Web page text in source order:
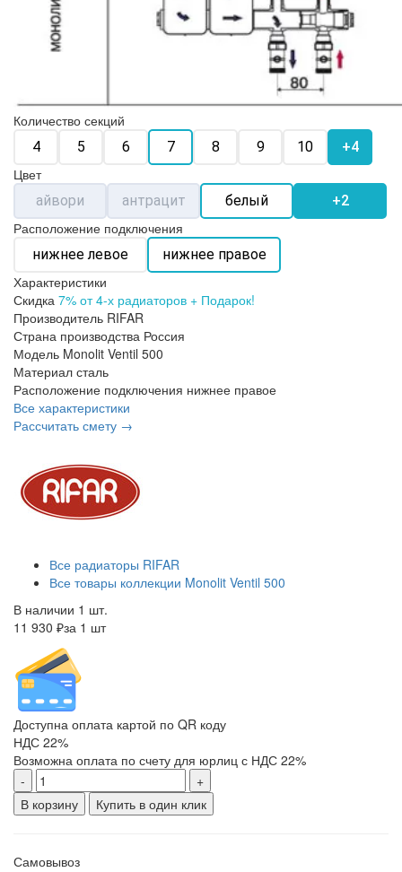
Количество секций
4 5 6 7 8 9 10 +4
Цвет
айвори антрацит белый +2
Расположение подключения
нижнее левое нижнее правое
Характеристики
Скидка 7% от 4-х радиаторов + Подарок!
Производитель RIFAR
Страна производства Россия
Модель Monolit Ventil 500
Материал сталь
Расположение подключения нижнее правое
Все характеристики
Рассчитать смету →
Все радиаторы RIFAR
Все товары коллекции Monolit Ventil 500
В наличии 1 шт.
11 930 ₽за 1 шт
Доступна оплата картой по QR коду
НДС 22%
Возможна оплата по счету для юрлиц с НДС 22%
-
+
В корзину
Купить в один клик
Самовывоз